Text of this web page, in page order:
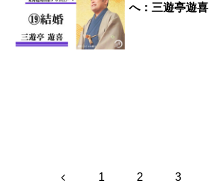
へ：三遊亭遊喜
前 1 2 3